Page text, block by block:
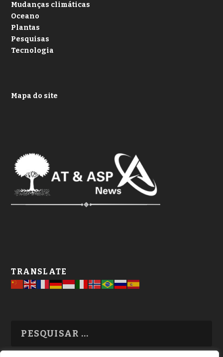
Mudanças climáticas
Oceano
Plantas
Pesquisas
Tecnologia
Mapa do site
TRANSLATE